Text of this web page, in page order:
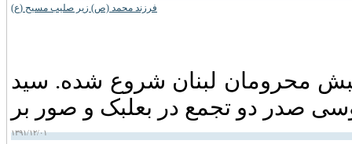
فرزند محمد (ص) زیر صلیب مسیح (ع)
است. جنبش محرومان لبنان شروع شده. سید
۱۳۹۱/۱۲/۰۱